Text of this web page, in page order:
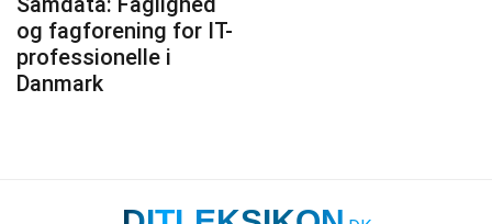
og fagforening for IT-
professionelle i
Danmark